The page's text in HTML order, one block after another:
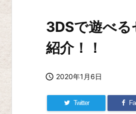
3DSで遊べ
紹介！！
 2020年1月6日
Twitter